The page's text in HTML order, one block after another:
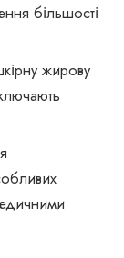
більшості
жирову